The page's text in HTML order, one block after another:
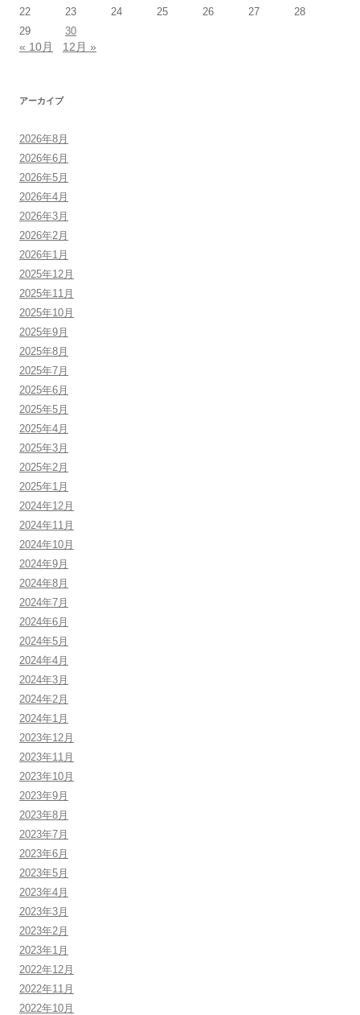
22
23 24 25 26 27
28
29
30
« 10月 12月 »
アーカイブ
2026年8月
2026年6月
2026年5月
2026年4月
2026年3月
2026年2月
2026年1月
2025年12月
2025年11月
2025年10月
2025年9月
2025年8月
2025年7月
2025年6月
2025年5月
2025年4月
2025年3月
2025年2月
2025年1月
2024年12月
2024年11月
2024年10月
2024年9月
2024年8月
2024年7月
2024年6月
2024年5月
2024年4月
2024年3月
2024年2月
2024年1月
2023年12月
2023年11月
2023年10月
2023年9月
2023年8月
2023年7月
2023年6月
2023年5月
2023年4月
2023年3月
2023年2月
2023年1月
2022年12月
2022年11月
2022年10月